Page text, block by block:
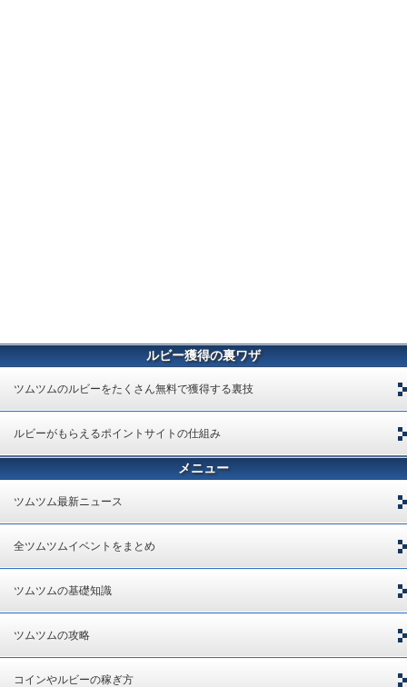
ルビー獲得の裏ワザ
ツムツムのルビーをたくさん無料で獲得する裏技
ルビーがもらえるポイントサイトの仕組み
メニュー
ツムツム最新ニュース
全ツムツムイベントをまとめ
ツムツムの基礎知識
ツムツムの攻略
コインやルビーの稼ぎ方